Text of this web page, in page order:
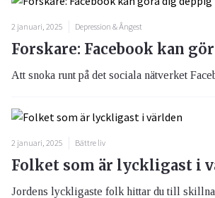
2 januari, 2025 Depression & Ångest
Forskare: Facebook kan
Att snoka runt på det sociala nätverket
2 januari, 2025 Bättre liv
Folket som är lyckligast i
Jordens lyckligaste folk hittar du till